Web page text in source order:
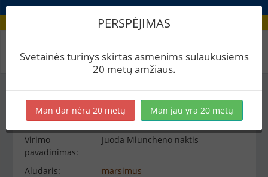
Virimo peržiūra
−
Virimo informacija
Virimo
pavadinimas:
Juoda Miuncheno naktis
Aludaris:
marsimus
PERSPĖJIMAS
Svetainės turinys skirtas asmenims sulaukusiems
20 metų amžiaus.
Man dar nėra 20 metų Man jau yra 20 metų